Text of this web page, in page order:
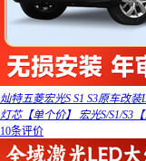
灿特五菱宏光S S1 S3原车改
灯芯【单个价】 宏光S/S1/S3【
10条评价